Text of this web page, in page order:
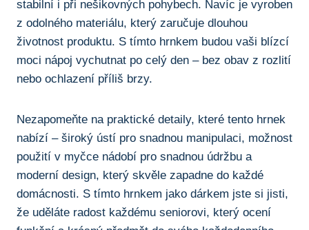
stabilní i při ⁤nešikovných​ pohybech. Navíc je vyroben
z⁢ odolného materiálu, který ⁢zaručuje dlouhou
životnost⁣ produktu. S ⁢tímto hrnkem ⁢budou ⁣vaši blízcí⁢
moci nápoj vychutnat po ⁢celý⁤ den – bez obav z​ rozlití‍
nebo ochlazení příliš brzy.
Nezapomeňte ⁤na praktické detaily, které tento hrnek
nabízí⁢ – ⁣široký ústí pro snadnou manipulaci, možnost
použití v​ myčce nádobí pro ‍snadnou údržbu a
moderní design, který skvěle zapadne do každé
domácnosti. S tímto‍ hrnkem jako dárkem jste si⁣ jisti,
‌že uděláte radost každému ⁣seniorovi, který ocení